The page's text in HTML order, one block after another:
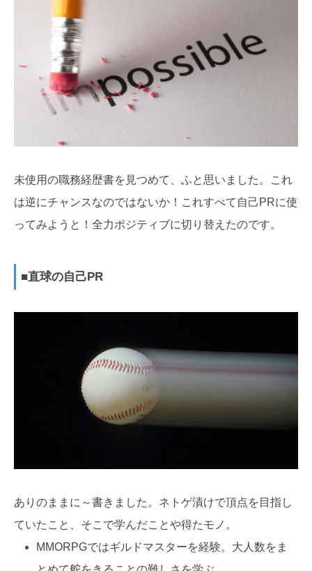
未使用の職務経歴書を見つめて、ふと思いました。これ
は逆にチャンスなのではないか！これすべて自己PRに使
ってみようと！全力ポジティブに切り替えたのです。
■直球の自己PR
ありのままに～書きました。ネトゲ漬けで頂点を目指し
ていたこと、そこで学んだことや得たモノ。
MMORPGではギルドマスターを経験。大人数をま